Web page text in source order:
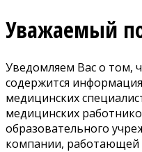
Уважаемый
Уведомляем Вас о том,
содержится
медицинских
медицинских
образовательного
компании, работающей